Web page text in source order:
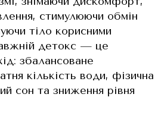
стимулюючи обмін
тіло корисними
детокс — це
збалансоване
кількість води, фізична
сон та зниження рівня